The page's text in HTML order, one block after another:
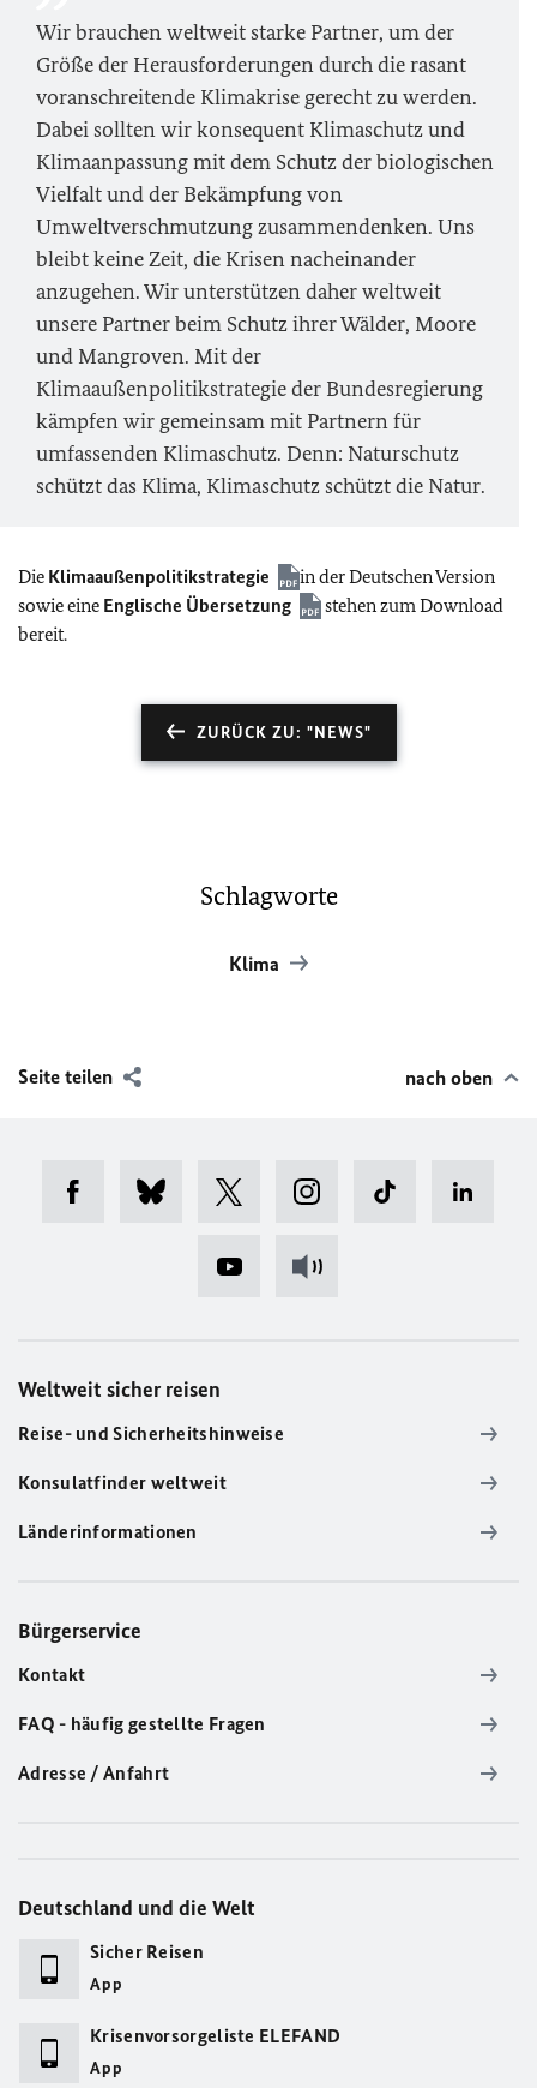
Wir brauchen weltweit starke Partner, um der
Größe der Herausforderungen durch die rasant
voranschreitende Klimakrise gerecht zu werden.
Dabei sollten wir konsequent Klimaschutz und
Klimaanpassung mit dem Schutz der biologischen
Vielfalt und der Bekämpfung von
Umweltverschmutzung zusammendenken. Uns
bleibt keine Zeit, die Krisen nacheinander
anzugehen. Wir unterstützen daher weltweit
unsere Partner beim Schutz ihrer Wälder, Moore
und Mangroven. Mit der
Klimaaußenpolitikstrategie der Bundesregierung
kämpfen wir gemeinsam mit Partnern für
umfassenden Klimaschutz. Denn: Naturschutz
schützt das Klima, Klimaschutz schützt die Natur.
Die Klimaaußenpolitikstrategie
in der Deutschen Version
sowie eine Englische Übersetzung
stehen zum Download
bereit.
ZURÜCK ZU: "NEWS"
Schlagworte
Klima
Seite teilen nach oben
Weltweit sicher reisen
Reise- und Sicherheitshinweise
Konsulatfinder weltweit
Länderinformationen
Bürgerservice
Kontakt
FAQ - häufig gestellte Fragen
Adresse / Anfahrt
Deutschland und die Welt
Sicher Reisen
App
Krisenvorsorgeliste ELEFAND
App